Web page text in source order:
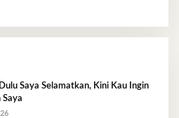
Saya Selamatkan, Kini Kau Ingin
Saya